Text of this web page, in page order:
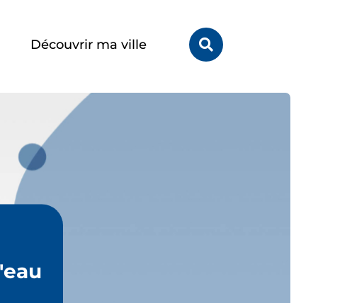
Découvrir ma ville
sur
le